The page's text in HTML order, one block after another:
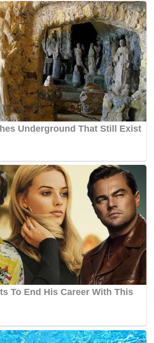
rahangnya juga luka. Pihak polis
sedang menangani kes pelik
di bandar sempadan terletak hanya
ibu negara jirannya,
tiga lelaki berkenaan dalam anggaran
35 tahun. Mereka menyatakan,
muka Trump,” ujar Anders
akaun laman sosial Facebook
memegang erat tangan saya dari
pertahan diri dengan menggunakan
Setelah dibelasah sekitar 20
di atas lantai,” tambah beliau lagi.